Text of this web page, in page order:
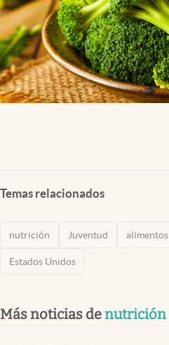
Temas relacionados
nutrición Juventud alimentos
Estados Unidos
Más noticias denutrición